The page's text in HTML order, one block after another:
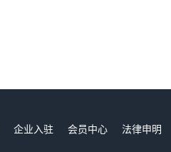
企业入驻 会员中心
法律申明